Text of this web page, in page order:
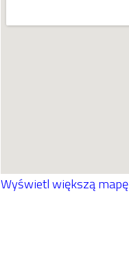
Wyświetl większą mapę